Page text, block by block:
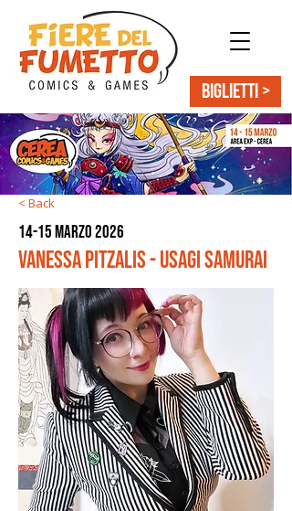
BIGLIETTI >
< Back
14-15 marzo 2026
Vanessa Pitzalis - Usagi Samurai